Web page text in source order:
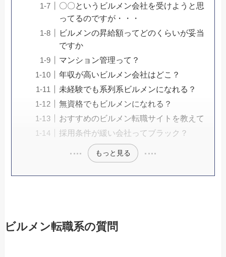
〇〇というビルメン会社を受けようと思
ってるのですが・・・
ビルメンの昇給額ってどのくらいが妥当
ですか
マンション管理って？
年収が高いビルメン会社はどこ？
未経験でも系列系ビルメンになれる？
無資格でもビルメンになれる？
おすすめのビルメン転職サイトを教えて
採用条件が緩い会社ってブラック？
もっと見る
ビルメン転職系の質問